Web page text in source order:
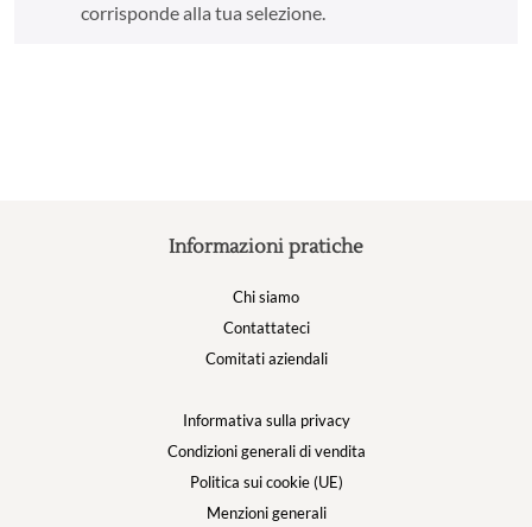
corrisponde alla tua selezione.
Informazioni pratiche
Chi siamo
Contattateci
Comitati aziendali
Informativa sulla privacy
Condizioni generali di vendita
Politica sui cookie (UE)
Menzioni generali